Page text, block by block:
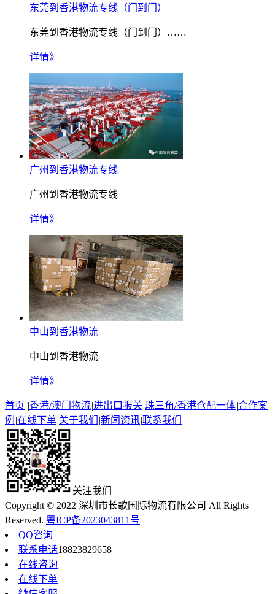
东莞到香港物流专线（门到门）
东莞到香港物流专线（门到门）……
详情》
广州到香港物流专线
广州到香港物流专线
详情》
中山到香港物流
中山到香港物流
详情》
首页 |香港/澳门物流|进出口报关|珠三角/香港仓配一体|合作案
例 |在线下单|关于我们 |新闻资讯|联系我们
关注我们
Copyright © 2022 深圳市长歌国际物流有限公司 All Rights
Reserved. 粤ICP备2023043811号
QQ咨询
联系电话18823829658
在线咨询
在线下单